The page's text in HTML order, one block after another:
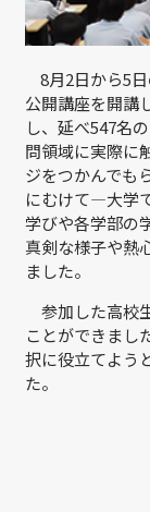
8月2日から5
公開講座を開講
し、延べ547名
問領域に実際に
ジをつかんでも
にむけて—大学
学びや各学部の
真剣な様子や熱
ました。
参加した高校
ことができまし
択に役立てよう
た。